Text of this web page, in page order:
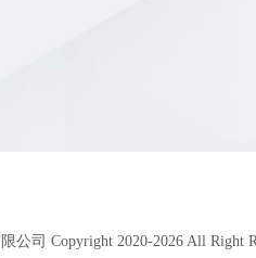
公司 Copyright 2020-2026 All Right